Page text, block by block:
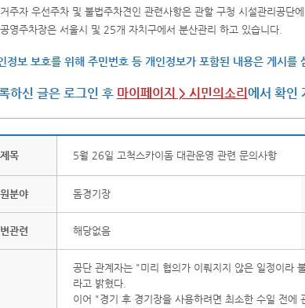
거주자 우선주차 및 불법주차견인 관련사항은 관할 구청 시설관리공단
공영주차장은 서울시 및 25개 자치구에서 분산관리 하고 있습니다.
정보 보호를 위해 주민번호 등 개인정보가 포함된 내용은 게시를
하신 글은 로그인 후 마이페이지 > 시민의소리 에서 확인
제목 5월 26일 고척스카이돔 대관운영 관련 문의사항
분야 돔경기장
관련 해당없음
공단 관계자는 "미리 협의가 이뤄지지 않은 일정이라
라고 밝혔다.
이어 "경기 후 경기장을 사용하려면 최소한 수일 전에